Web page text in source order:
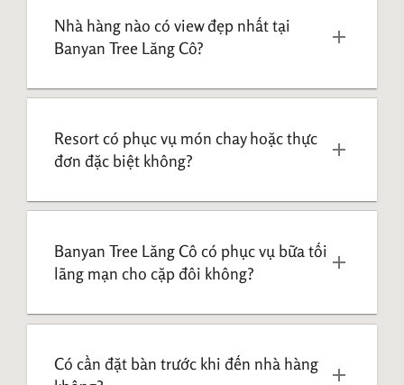
Nhà hàng nào có view đẹp nhất tại
Banyan Tree Lăng Cô?
Resort có phục vụ món chay hoặc thực
đơn đặc biệt không?
Banyan Tree Lăng Cô có phục vụ bữa tối
lãng mạn cho cặp đôi không?
Có cần đặt bàn trước khi đến nhà hàng